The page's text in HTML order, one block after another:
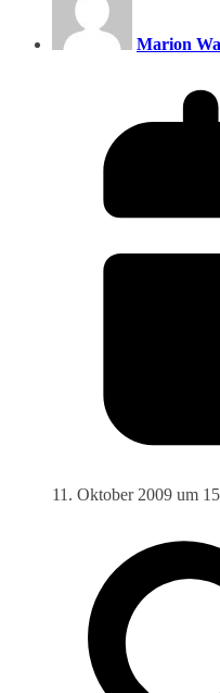
Marion
11. Oktober 2009 um